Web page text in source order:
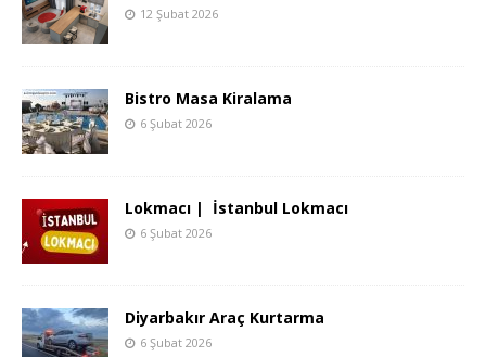
12 Şubat 2026
Bistro Masa Kiralama
6 Şubat 2026
Lokmacı | İstanbul Lokmacı
6 Şubat 2026
Diyarbakır Araç Kurtarma
6 Şubat 2026